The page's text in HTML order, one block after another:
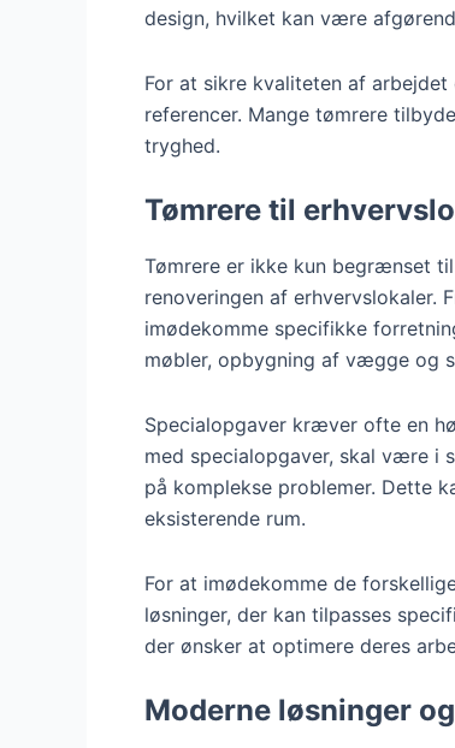
design, hvilket kan være
For at sikre kvaliteten af
referencer. Mange tømrere
tryghed.
Tømrere til
Tømrere er ikke kun begrænset
renoveringen af erhvervslokaler.
imødekomme specifikke
møbler, opbygning af vægge og
Specialopgaver kræver ofte en
med specialopgaver, skal være i
på komplekse problemer. Dette
eksisterende rum.
For at imødekomme de
løsninger, der kan tilpasses
der ønsker at optimere deres
Moderne løsninger